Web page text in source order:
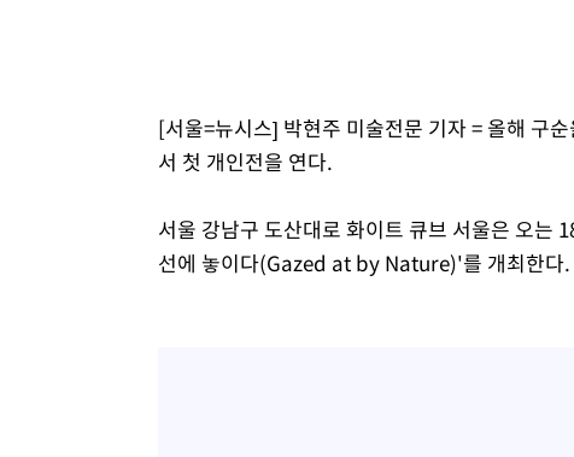
[서울=뉴시스] 박현주 미술전문 기자 = 올해 구
서 첫 개인전을 연다.
서울 강남구 도산대로 화이트 큐브 서울은 오는
선에 놓이다(Gazed at by Nature)'를 개최한다.